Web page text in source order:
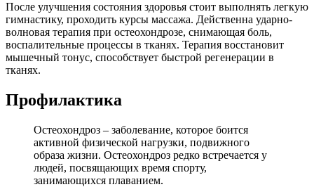
После улучшения состояния здоровья стоит выполнять легкую
гимнастику, проходить курсы массажа. Действенна ударно-
волновая терапия при остеохондрозе, снимающая боль,
воспалительные процессы в тканях. Терапия восстановит
мышечный тонус, способствует быстрой регенерации в
тканях.
Профилактика
Остеохондроз – заболевание, которое боится
активной физической нагрузки, подвижного
образа жизни. Остеохондроз редко встречается у
людей, посвящающих время спорту,
занимающихся плаванием.